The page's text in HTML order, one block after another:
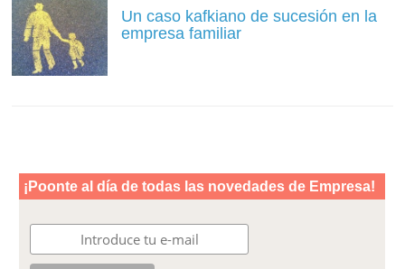
Un caso kafkiano de sucesión en la
empresa familiar